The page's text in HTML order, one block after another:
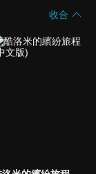
收合